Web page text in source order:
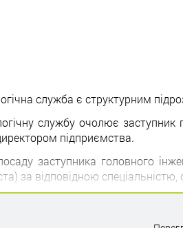
служба є структурним
службу очолює
підприємства.
заступника головного
за відповідною